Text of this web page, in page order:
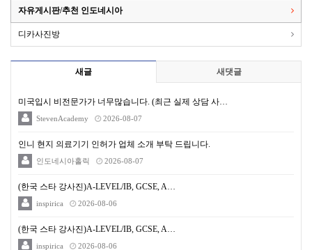
자유게시판/추천 인도네시아
디카사진방
새글 새댓글
미국입시 비전문가가 너무많습니다. (최근 실제 상담 사…
StevenAcademy 2026-08-07
인니 현지 의료기기 인허가 업체 소개 부탁 드립니다.
인도네시아홀릭 2026-08-07
(한국 스타 강사진)A-LEVEL/IB, GCSE, A…
inspirica 2026-08-06
(한국 스타 강사진)A-LEVEL/IB, GCSE, A…
inspirica 2026-08-06